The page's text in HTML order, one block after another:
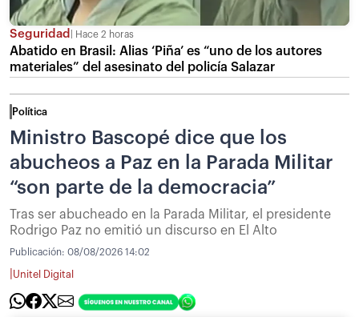
Seguridad Hace 2 horas
Abatido en Brasil: Alias ‘Piña’ es “uno de los autores
materiales” del asesinato del policía Salazar
Política
Ministro Bascopé dice que los
abucheos a Paz en la Parada Militar
“son parte de la democracia”
Tras ser abucheado en la Parada Militar, el presidente
Rodrigo Paz no emitió un discurso en El Alto
Publicación: 08/08/2026 14:02
Unitel Digital